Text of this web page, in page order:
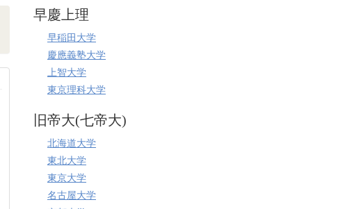
早慶上理
早稲田大学
慶應義塾大学
上智大学
東京理科大学
旧帝大(七帝大)
北海道大学
東北大学
東京大学
名古屋大学